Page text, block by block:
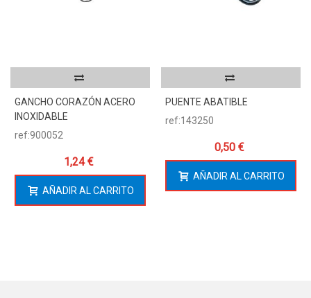
GANCHO CORAZÓN ACERO
INOXIDABLE
ref:900052
1,24 €
AÑADIR AL CARRITO
PUENTE ABATIBLE
ref:143250
0,50 €
AÑADIR AL CARRITO